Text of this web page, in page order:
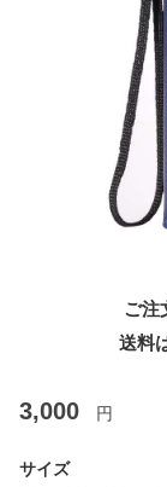
ご注
送料
3,000 円
サイズ